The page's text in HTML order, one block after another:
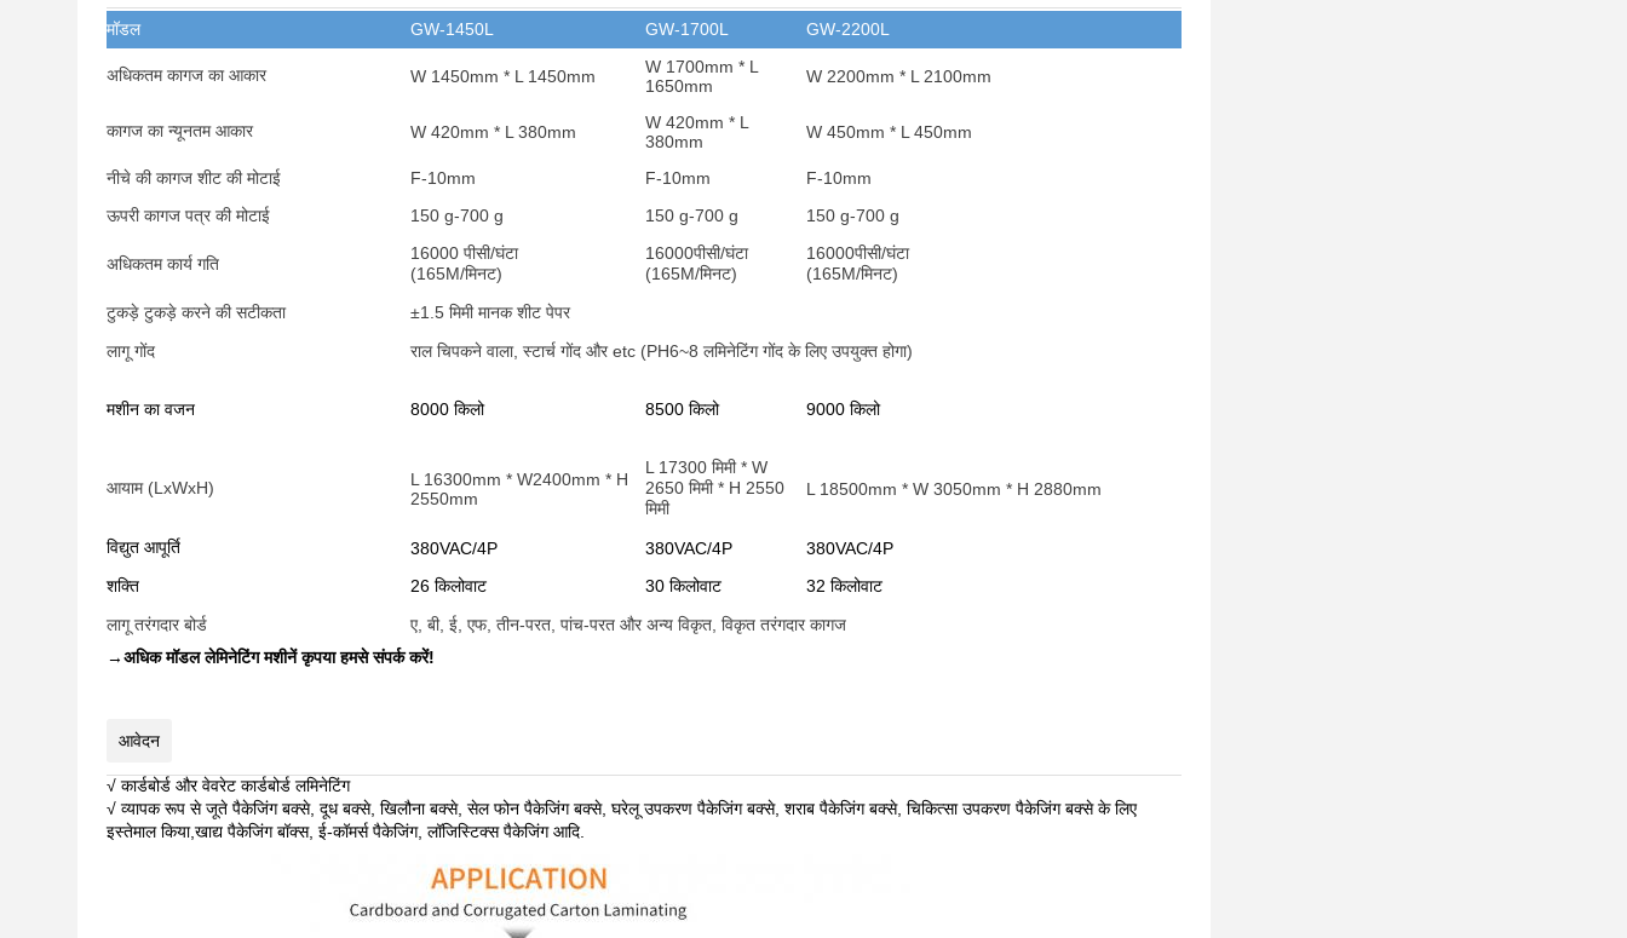
मॉडल GW-1450L GW-1700L GW-2200L
अधिकतम कागज का आकार W 1450mm * L 1450mm
W 1700mm * L
1650mm
W 2200mm * L 2100mm
कागज का न्यूनतम आकार W 420mm * L 380mm
W 420mm * L
380mm
W 450mm * L 450mm
नीचे की कागज शीट की मोटाई F-10mm F-10mm
F-10mm
ऊपरी कागज पत्र की मोटाई
150 g-700 g 150 g-700 g 150 g-700 g
अधिकतम कार्य गति
16000 पीसी/घंटा
(165M/मिनट)
16000पीसी/घंटा
(165M/मिनट)
16000पीसी/घंटा
(165M/मिनट)
टुकड़े टुकड़े करने की सटीकता
±1.5 मिमी मानक शीट पेपर
लागू गोंद
राल चिपकने वाला, स्टार्च गोंद और etc (PH6~8 लमिनेटिंग गोंद के लिए उपयुक्त होगा)
मशीन का वजन 8000 किलो 8500 किलो 9000 किलो
आयाम (LxWxH)
L 16300mm * W2400mm * H
2550mm
L 17300 मिमी * W
2650 मिमी * H 2550
मिमी
L 18500mm * W 3050mm * H 2880mm
विद्युत आपूर्ति 380VAC/4P 380VAC/4P
380VAC/4P
शक्ति
26 किलोवाट 30 किलोवाट
32 किलोवाट
लागू तरंगदार बोर्ड
ए, बी, ई, एफ, तीन-परत, पांच-परत और अन्य विकृत, विकृत तरंगदार कागज
→अधिक मॉडल लेमिनेटिंग मशीनें कृपया हमसे संपर्क करें!
आवेदन
√ कार्डबोर्ड और वेवरेट कार्डबोर्ड लमिनेटिंग
√ व्यापक रूप से जूते पैकेजिंग बक्से, दूध बक्से, खिलौना बक्से, सेल फोन पैकेजिंग बक्से, घरेलू उपकरण पैकेजिंग बक्से, शराब पैकेजिंग बक्से, चिकित्सा उपकरण पैकेजिंग बक्से के लिए
इस्तेमाल किया,खाद्य पैकेजिंग बॉक्स, ई-कॉमर्स पैकेजिंग, लॉजिस्टिक्स पैकेजिंग आदि